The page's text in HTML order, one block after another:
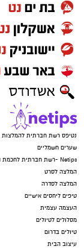
נטיפס רשת חברתית להמלצות
שערים חשמליים
Netips -רשת חברתית לחכמת ההמונים
המלצה לסרט
המלצה לסדרה
טיפים ליחסים אישיים
העצמה עצמית
מסלולים לטיולים
טיולים בדרום
עיצוב הבית